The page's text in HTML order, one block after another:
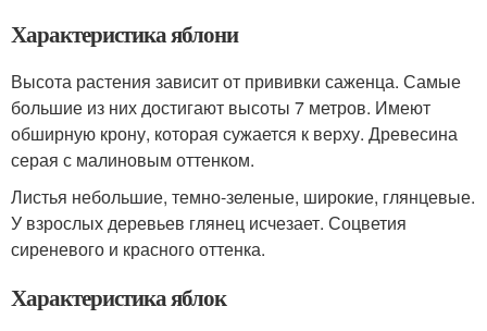
Характеристика яблони
Высота растения зависит от прививки саженца. Самые
большие из них достигают высоты 7 метров. Имеют
обширную крону, которая сужается к верху. Древесина
серая с малиновым оттенком.
Листья небольшие, темно-зеленые, широкие, глянцевые.
У взрослых деревьев глянец исчезает. Соцветия
сиреневого и красного оттенка.
Характеристика яблок